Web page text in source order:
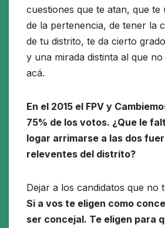
cuestiones que te atan, que te
de la pertenencia, de tener la
de tu distrito, te da cierto
y una mirada distinta al que
acá.
En el 2015 el FPV y
75% de los votos. ¿Que le
logar arrimarse a las dos
releventes del distríto?
Dejar a los candidatos que no
Si a vos te eligen como
ser concejal. Te eligen para